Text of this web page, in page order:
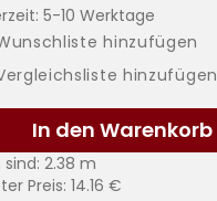
In den Warenkorb
2.38 m
Preis: 14.16 €
5-10 Werktage
hinzufügen
hinzufügen